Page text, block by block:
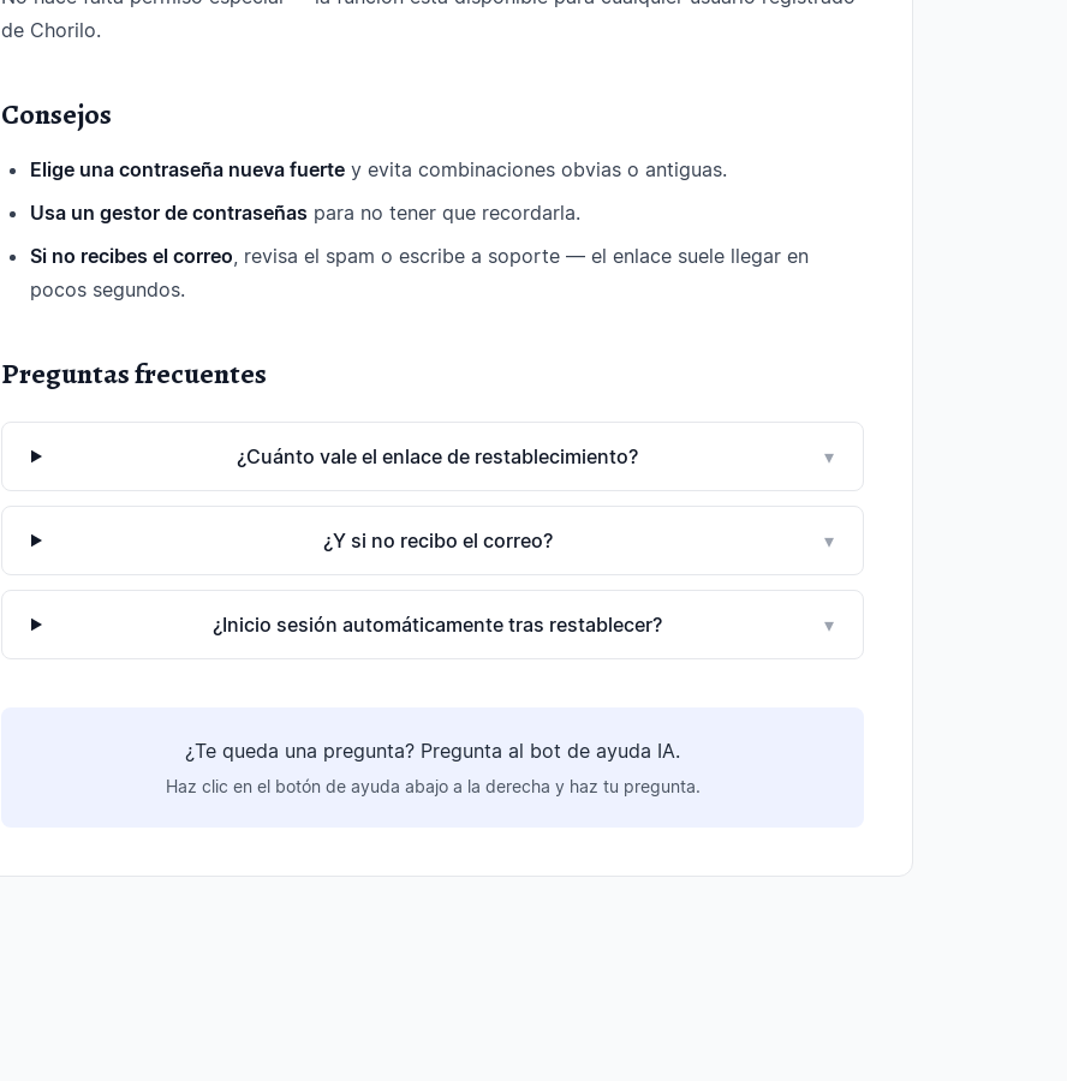
de Chorilo.
Consejos
Elige una contraseña nueva fuerte y evita combinaciones obvias o antiguas.
Usa un gestor de contraseñas para no tener que recordarla.
Si no recibes el correo, revisa el spam o escribe a soporte — el enlace suele llegar en
pocos segundos.
Preguntas frecuentes
¿Cuánto vale el enlace de restablecimiento? ▾
¿Y si no recibo el correo? ▾
¿Inicio sesión automáticamente tras restablecer? ▾
¿Te queda una pregunta? Pregunta al bot de ayuda IA.
Haz clic en el botón de ayuda abajo a la derecha y haz tu pregunta.